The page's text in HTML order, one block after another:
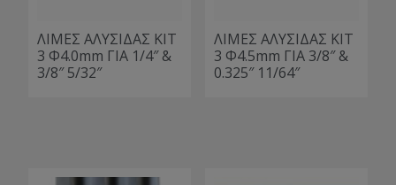
ΛΙΜΕΣ ΑΛΥΣΙΔΑΣ ΚΙΤ
3 Φ4.0mm ΓΙΑ 1/4″ &
3/8″ 5/32″
ΛΙΜΕΣ ΑΛΥΣΙΔΑΣ ΚΙΤ
3 Φ4.5mm ΓΙΑ 3/8″ &
0.325″ 11/64″